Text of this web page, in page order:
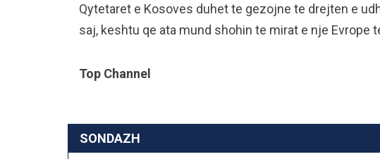
Qytetaret e Kosoves duhet te gezojne te drejten e
saj, keshtu qe ata mund shohin te mirat e nje Evrope
Top Channel
SONDAZH